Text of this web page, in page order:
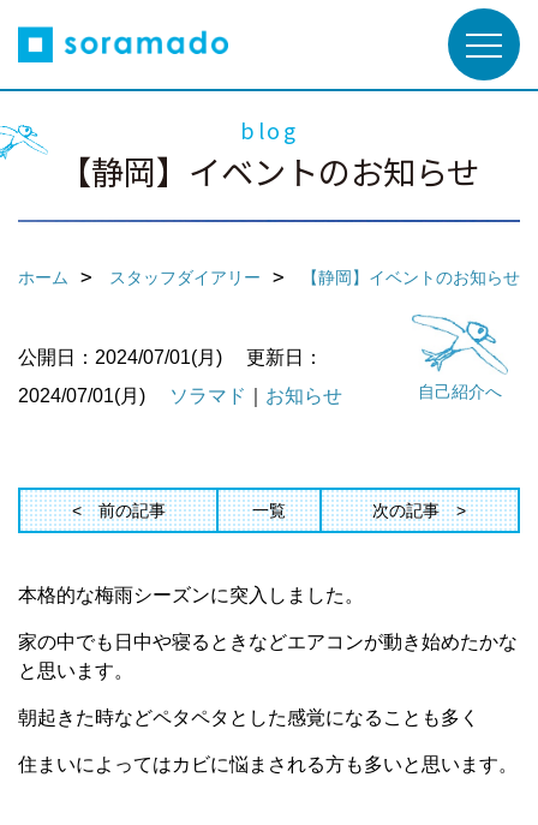
blog
【静岡】イベントのお知らせ
ホーム スタッフダイアリー 【静岡】イベントのお知らせ
自己紹介へ
公開日：2024/07/01(月)
更新日：
2024/07/01(月)
ソラマド お知らせ
前の記事 一覧 次の記事
本格的な梅雨シーズンに突入しました。
家の中でも日中や寝るときなどエアコンが動き始めたかな
と思います。
朝起きた時などペタペタとした感覚になることも多く
住まいによってはカビに悩まされる方も多いと思います。